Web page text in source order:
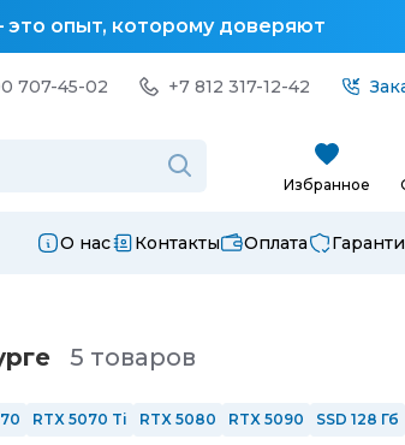
опыт, которому доверяют
707-45-02 +7 812 317-12-42
Избранное
О нас Контакты Оплата
5 товаров
RTX 5070 Ti RTX 5080 RTX 5090 SSD 128 Гб